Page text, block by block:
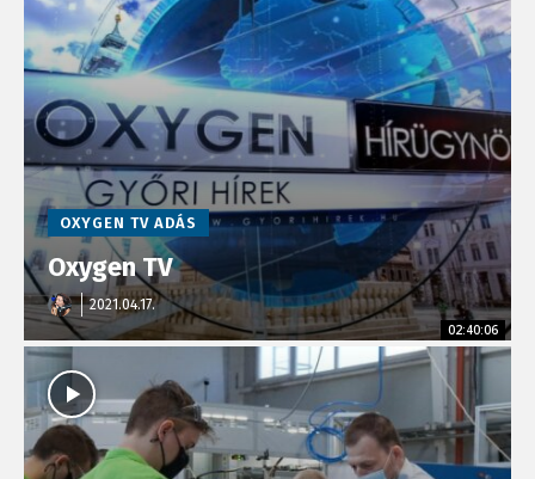
OXYGEN TV ADÁS
Oxygen TV
02:40:06
2021.04.17.